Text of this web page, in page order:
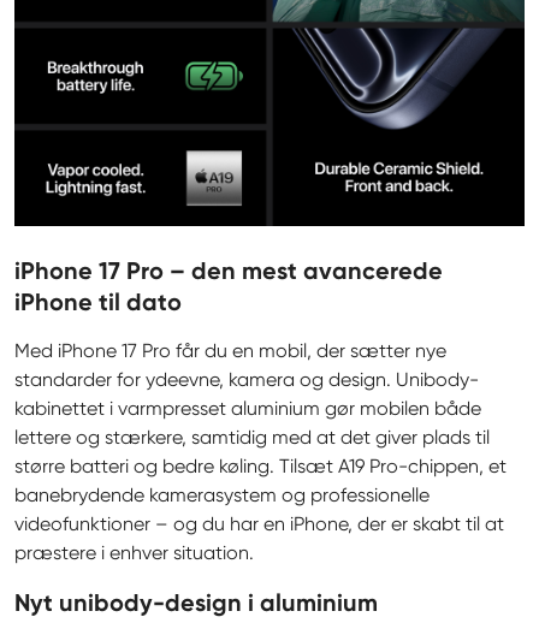
iPhone 17 Pro – den mest avancerede
iPhone til dato
Med iPhone 17 Pro får du en mobil, der sætter nye
standarder for ydeevne, kamera og design. Unibody-
kabinettet i varmpresset aluminium gør mobilen både
lettere og stærkere, samtidig med at det giver plads til
større batteri og bedre køling. Tilsæt A19 Pro-chippen, et
banebrydende kamerasystem og professionelle
videofunktioner – og du har en iPhone, der er skabt til at
præstere i enhver situation.
Nyt unibody-design i aluminium